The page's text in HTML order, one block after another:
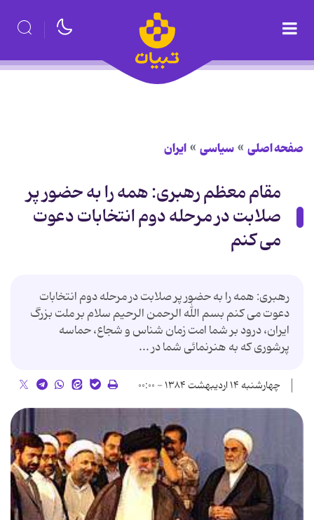
صفحه اصلی سیاسی ایران
مقام معظم رهبری: همه را به حضور پر
صلابت در مرحله دوم انتخابات دعوت
می كنم
رهبری: همه را به حضور پر صلابت در مرحله دوم انتخابات
دعوت می كنم بسم الله الرحمن الرحیم سلام بر ملت بزرگ
ایران، درود بر شما امت زمان شناس و شجاع، حماسه
پرشوری كه به هنرنمائی شما در ...
چهارشنبه ۱۴ اردیبهشت ۱۳۸۴ - ۰۰:۰۰